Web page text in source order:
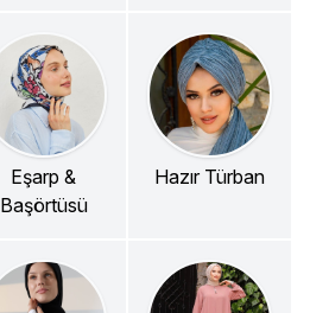
Eşarp &
Başörtüsü
Hazır Türban